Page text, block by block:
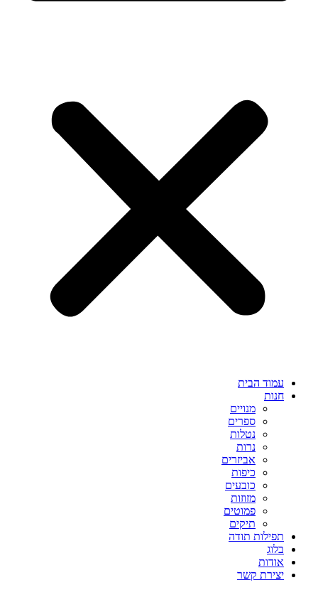
עמוד הבית
חנות
מנויים
ספרים
נטלות
נרות
אביזרים
כיפות
כובעים
מזוזות
פמוטים
תיקים
תפילות תודה
בלוג
אודות
יצירת קשר